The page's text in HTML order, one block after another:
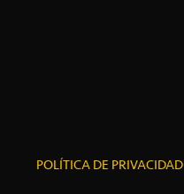
POLÍTICA DE PRIVACIDAD